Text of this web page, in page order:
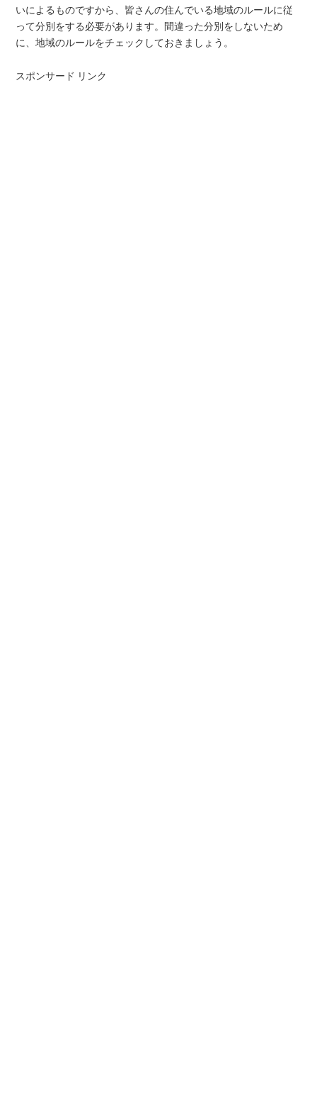
いによるものですから、皆さんの住んでいる地域のルールに従
って分別をする必要があります。間違った分別をしないため
に、地域のルールをチェックしておきましょう。
スポンサード リンク